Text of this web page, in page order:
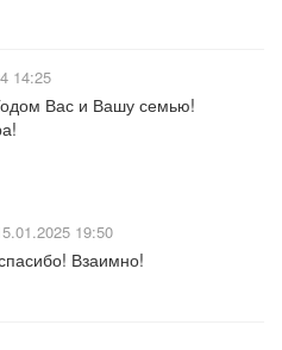
14:25
Вас и Вашу семью!
19:50
Взаимно!